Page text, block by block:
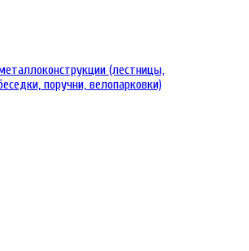
(лестницы,
поручни, велопарковки)